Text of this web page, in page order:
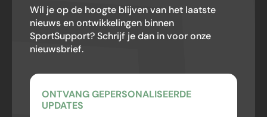
Wil je op de hoogte blijven van het laatste
nieuws en ontwikkelingen binnen
SportSupport? Schrijf je dan in voor onze
nieuwsbrief.
ONTVANG GEPERSONALISEERDE
UPDATES